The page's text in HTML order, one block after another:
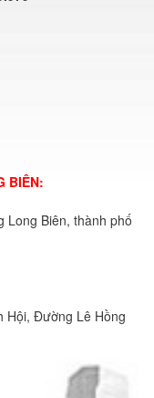
BIÊN:
Long Biên, thành phố
Hội, Đường Lê Hồng